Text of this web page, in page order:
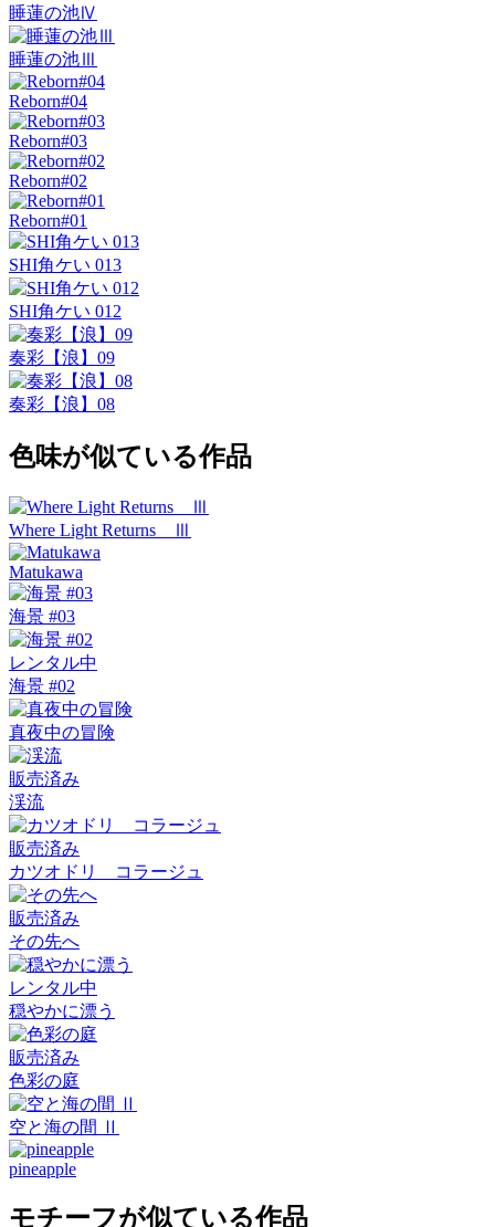
睡蓮の池Ⅳ
睡蓮の池Ⅲ
Reborn#04
Reborn#03
Reborn#02
Reborn#01
SHI角ケい 013
SHI角ケい 012
奏彩【浪】09
奏彩【浪】08
色味が似ている作品
Where Light Returns Ⅲ
Matukawa
海景 #03
レンタル中
海景 #02
真夜中の冒険
販売済み
渓流
販売済み
カツオドリ コラージュ
販売済み
その先へ
レンタル中
穏やかに漂う
販売済み
色彩の庭
空と海の間 Ⅱ
pineapple
モチーフが似ている作品